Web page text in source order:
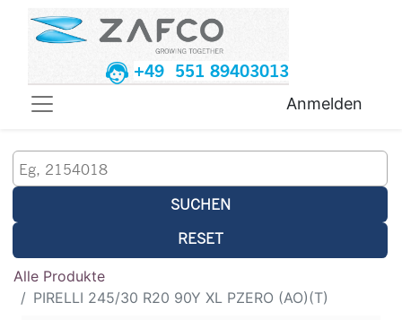
+49 551 89403013
Anmelden
SUCHEN
RESET
Alle Produkte
PIRELLI 245/30 R20 90Y XL PZERO (AO)(T)